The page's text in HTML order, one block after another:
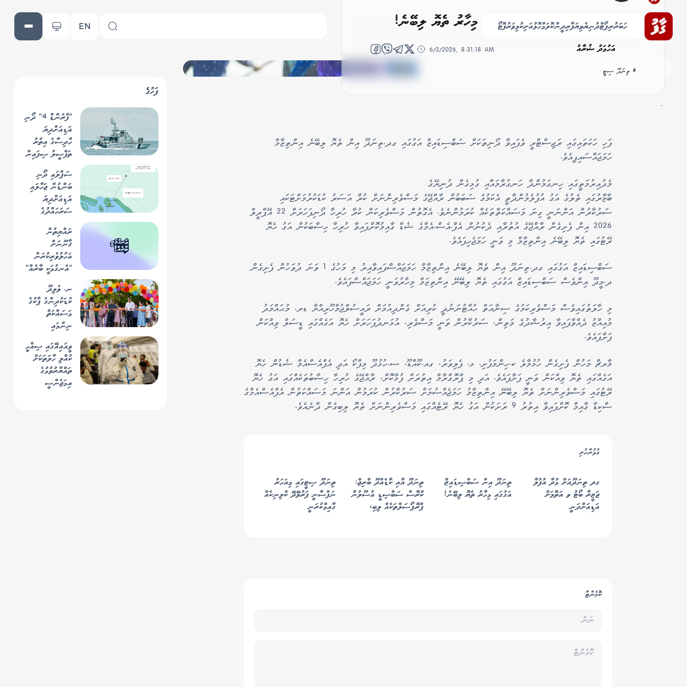
ހަބަރުރިޕޯޓްދުނިޔެވިޔަފާރިދީންކޮލަމްހޮޅުއަށިކުޅިވަރުފޮޓޯ EN ތިނަދޫ އިން ސަބްސިޑައިޒް އަގުގައި މިހާރު ތެޔޮ ލިބޭނެ!
އަހުމަދު ޝުރާއު 6/3/2026, 8:31:18 AM
# ތިނަދޫ ސިޓީ
-
ފަހި ހަކަތައިގައި ރަޖިސްޓްރީ ވެފައިވާ ދޯނިތަކަށް ސަބްސިޑައިޒް އަގުގައި ގދ.ތިނަދޫ އިން ތެޔޮ ލިބޭނެ އިންތިޒާމް
ހަމަޖައްސައިފިއެވެ.
މެދުއިރުމަތީގައި ހިނގަމުންދާ ހަނގުރާމައާއި ގުޅިގެން ދުނިޔޭގެ
ބާޒާރުގައި ތެލުގެ އަގު އުފުލެމުންދާތީ އެކަމުގެ ސަބަބުން ރާއްޖޭގެ މަސްވެރިންނަށް ކުރާ އަސަރު ކުޑަކުރުމަށްޓަކައި
ސަރުކާރުން އަންނަނީ ގިނަ މަސައްކަތްތަކެއް ކުރަމުންނެވެ. އެގޮތުން މަސްވެރިކަން ކުރާ ހުރިހާ ދޯނިފަހަރަށް 22 އޭޕްރީލް
2026 އިން ފެށިގެން ރާއްޖޭގެ އުތުރާއި ދެކުނުން އެފް.އެސް.އެމްގެ ޝެޑް ގާއިމުކޮށްފައިވާ ހުރިހާ ހިސާބަކުން އަގު ހެޔޮ
ރޭޓުގައި ތެޔޮ ލިބޭނެ އިންތިޒާމް މި ވަނީ ހަމަޖެހިފައެވެ.
ސަބްސިޑައިޒް އަގުގައި ގދ.ތިނަދޫ އިން ތެޔޮ ލިބޭނެ އިންތިޒާމް ހަމަޖައްސާފައިވާއިރު މި މަހުގެ 1 ވަނަ ދުވަހުން ފެށިގެން
ދ.މީދޫ އިންވެސް ސަބްސިޑައިޒް އަގުގައި ތެޔޮ ލިބޭނޭ އިންތިޒަމް މިހާރުވަނީ ހަމަޖައްސާފައެވެ.
މި ހާލަތުގައިވެސް މަސްވެރިކަމުގެ ސިނާއަތް ހުއްޓުނަނުދީ ކުރިއަށް ގެންދިއުމަށް ރައީސުލްޖުމްހޫރިއްޔާ ޑރ. މުޙައްމަދު
މުއިއްޒު ދެއްވާފައިވާ އިރުޝާދުގެ މަތިން، ސަރުކާރުން ވަނީ މަސްވެރި، އުޅަނދުފަހަރަށް ހެޔޮ އަގެއްގައި ޑީސަލް ވިއްކަން
ފަށާފައެވެ.
މާރޗް މަހުން ފެށިގެން ހުޅުމާލެ ކ.ހިންމަފުށި. ޅ. ފެލިވަރު، ގއ.ކޫއްޑޫ، ސ.ހުޅުދޫ މިފްކޯ އަދި އެފްއެސްއެމް ޝެޑުން ހެޔޮ
އަގެއްގައި ތެޔޮ ވިއްކަން ވަނީ ފަށާފައެވެ. އަދި މި ޕްރޮގްރާމް އިތުރަށް ފުޅާކޮށް، ރާއްޖޭގެ ހުރިހާ ހިސާބުތަކެއްގައި އަގު ހެޔޮ
ރޭޓުގައި މަސްވެރިންނަށް ތެޔޮ ލިބޭނޭ އިންތިޒާމު ހަމަޖެއްސުމަށް ސަރުކާރުން ކުރަމުން އަންނަ މަސައްކަތުން އެފްއެސްއެމްގެ
ސްކިޑް ގާއިމް ކޮށްފައިވާ އިތުރު 9 ރަށަކުން އަގު ހެޔޮ ރޭޓެއްގައި މަސްވެރިންނަށް ތެޔޮ ލިބިގެން ދާނެއެވެ.
ކޮމެންޓް
ގުޅުންހުރި
ގދ ތިނަދޫއަށް މުދާ އުފުލާ
ޖަޒީރާ ބޯޓު ވ އަތޮޅަށް
އަޑިއަށްދަނީ
ތިނަދޫ އިން ސަބްސިޑައިޒް
އަގުގައި މިހާރު ތެޔޮ ލިބޭނެ!
ތިނަދޫ އާއި ކާޑެއްދޫ ބްރިޖް:
ކްރޮސް ސަބްސިޑީ އުސޫލުން
ޕްރޮޕޯސަލްތަކެއް ލިބި،
ތިނަދޫ ސިޓީގައި މިއަހަރު
ނަފްސާނީ ފަރުވޭދޭ ކްލިނިކެއް
ގާއިމްކުރަނީ
ފަހުގެ
"ފްރެންޑް 4" ދޯނި
އަޑިއަށްދިޔަ
ހާދިސާގެ އިތުރު
ތަފްސީލު ސިފައިން
ސަޕްލައި ދޯނި
ބަންޑުން ޖަހާލައި
އަޑިއަށްދިޔަ
ސަރަހައްދުގެ
މީޓަރު ހުންނާނެ
ކަމަށް ބެލެވޭ -
ސިފައިން
ރައްޔިތުން
ޤާނޫނަށް
އަހުލުވެރިކުރަން
"އެނގުމަކީ ބާރެއް"
އިފްތިތާޙުކޮށްފި
ނ. ވެލިދޫ
ކުޑަކުދިންގެ ޕާކުގެ
މަސައްކަތް
ނިންމައި
ހުޅުވައިފި
ވީއައިއޭގައި ސިއްހީ
ކުއްލި ހާލަތަކަށް
ތައްޔާރުވުމުގެ
އިމަޖެންސީ